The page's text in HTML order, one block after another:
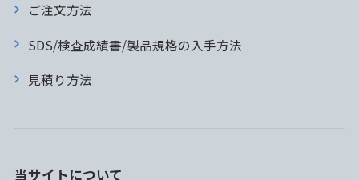
ご注文方法
SDS/検査成績書/製品規格の入手方法
見積り方法
当サイトについて